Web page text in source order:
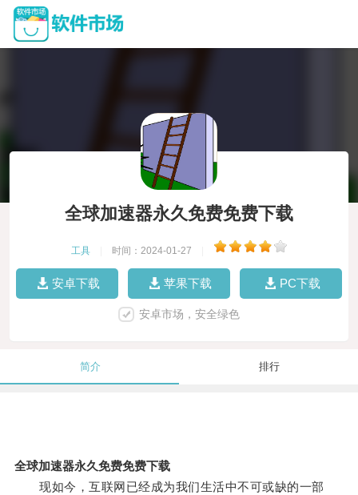
全球加速器永久免费免费下载
工具 时间：2024-01-27
安卓下载 苹果下载 PC下载
安卓市场，安全绿色
简介 排行
全球加速器永久免费免费下载
现如今，互联网已经成为我们生活中不可或缺的一部